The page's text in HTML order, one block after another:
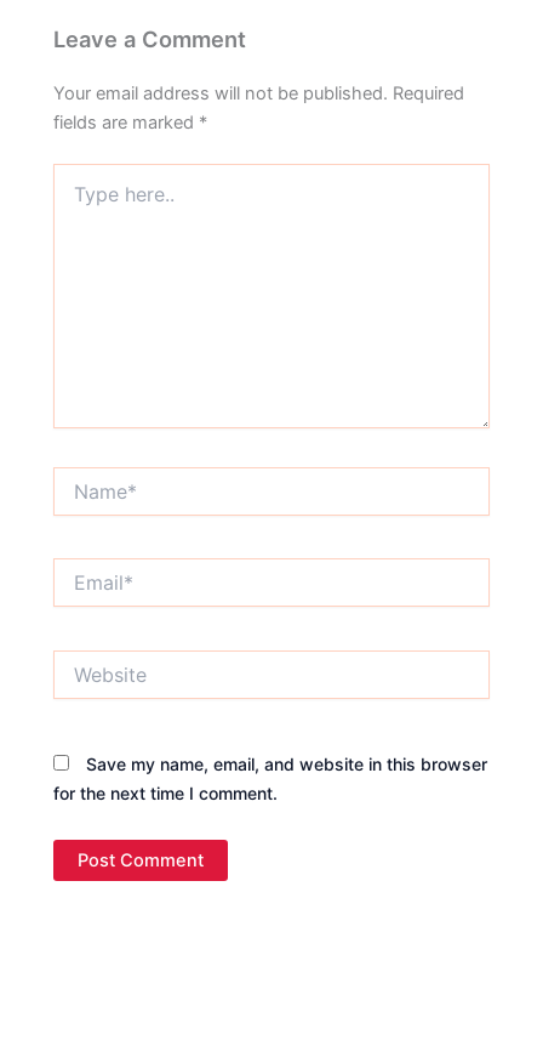
Leave a Comment
Your email address will not be published. Required
fields are marked *
here..
Save my name, email, and website in this browser
for the next time I comment.